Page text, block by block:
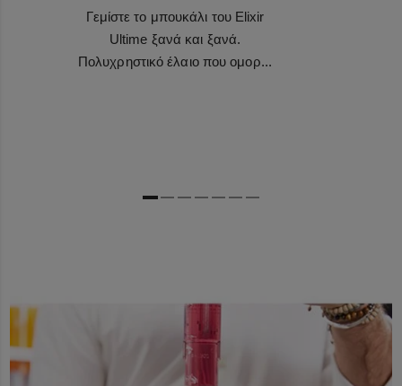
Γεμίστε το μπουκάλι του Elixir
Ultime ξανά και ξανά.
Πολυχρηστικό έλαιο που ομορ...